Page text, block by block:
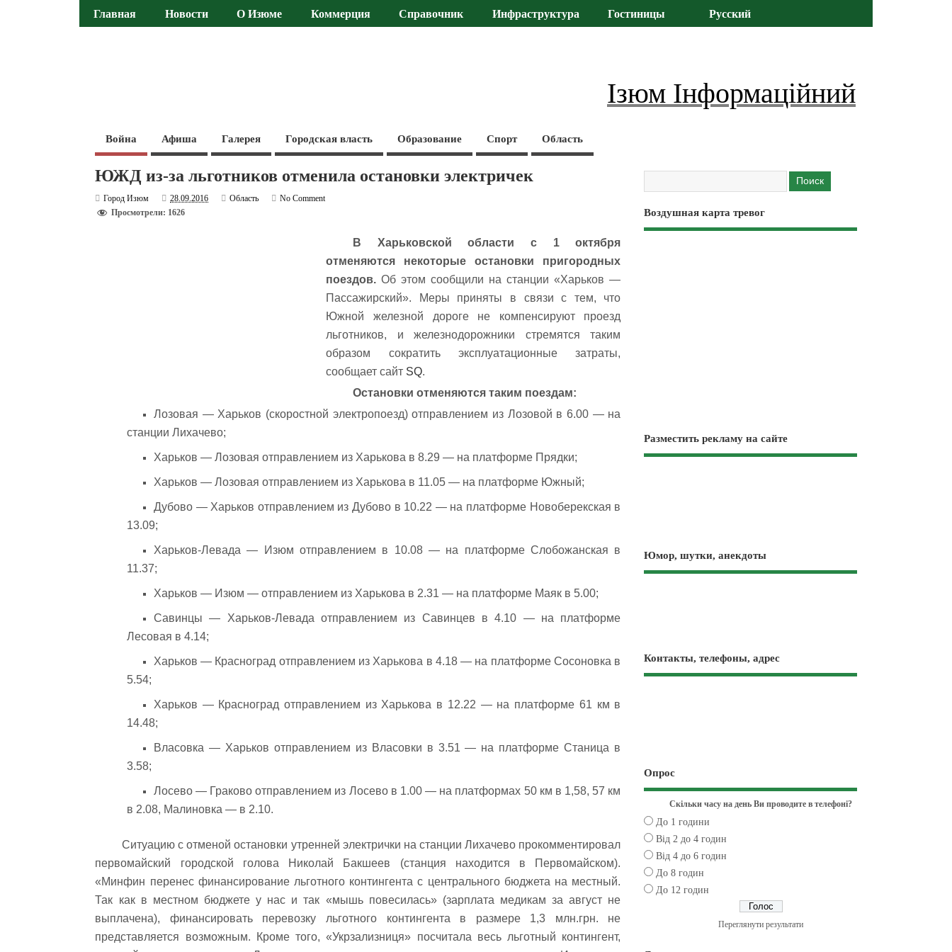
Главная Новости О Изюме Коммерция Справочник Инфраструктура Гостиницы Русский
Ізюм Інформаційний
Война Афиша Галерея Городская власть Образование Спорт Область
ЮЖД из-за льготников отменила остановки электричек
Город Изюм 28.09.2016 Область
No Comment
Просмотрели: 1626
В Харьковской области с 1 октября
отменяются некоторые остановки пригородных
поездов.Об этом сообщили на станции «Харьков —
Пассажирский». Меры приняты в связи с тем, что
Южной железной дороге не компенсируют проезд
льготников, и железнодорожники стремятся таким
образом сократить эксплуатационные затраты,
сообщает сайт SQ.
Остановки отменяются таким поездам:
Лозовая — Харьков (скоростной электропоезд) отправлением из Лозовой в 6.00 — на
станции Лихачево;
Харьков — Лозовая отправлением из Харькова в 8.29 — на платформе Прядки;
Харьков — Лозовая отправлением из Харькова в 11.05 — на платформе Южный;
Дубово — Харьков отправлением из Дубово в 10.22 — на платформе Новоберекская в
13.09;
Харьков-Левада — Изюм отправлением в 10.08 — на платформе Слобожанская в
11.37;
Харьков — Изюм — отправлением из Харькова в 2.31 — на платформе Маяк в 5.00;
Савинцы — Харьков-Левада отправлением из Савинцев в 4.10 — на платформе
Лесовая в 4.14;
Харьков — Красноград отправлением из Харькова в 4.18 — на платформе Сосоновка в
5.54;
Харьков — Красноград отправлением из Харькова в 12.22 — на платформе 61 км в
14.48;
Власовка — Харьков отправлением из Власовки в 3.51 — на платформе Станица в
3.58;
Лосево — Граково отправлением из Лосево в 1.00 — на платформах 50 км в 1,58, 57 км
в 2.08, Малиновка — в 2.10.
Ситуацию с отменой остановки утренней электрички на станции Лихачево прокомментировал
первомайский городской голова Николай Бакшеев (станция находится в Первомайском).
«Минфин перенес финансирование льготного контингента с центрального бюджета на местный.
Так как в местном бюджете у нас и так «мышь повесилась» (зарплата медикам за август не
выплачена), финансировать перевозку льготного контингента в размере 1,3 млн.грн. не
представляется возможным. Кроме того, «Укрзализниця» посчитала весь льготный контингент,
Воздушная карта тревог
Разместить рекламу на сайте
Юмор, шутки, анекдоты
Контакты, телефоны, адрес
Опрос
Скільки часу на день Ви проводите в телефоні?
До 1 години
Від 2 до 4 годин
Від 4 до 6 годин
До 8 годин
До 12 годин
Переглянути результати